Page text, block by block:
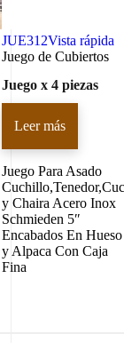
JUE312Vista rápida
Juego de Cubiertos
Juego x 4 piezas
Leer más
Juego Para Asado
y Chaira Acero Inox
Schmieden 5″
Encabados En Hueso
y Alpaca Con Caja
Fina